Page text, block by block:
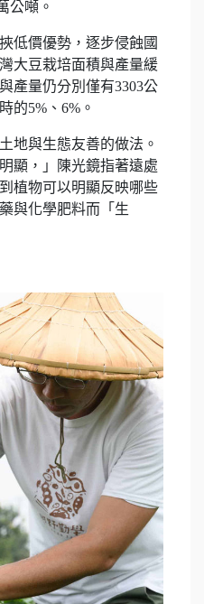
公噸。
低價優勢，逐步侵蝕國
大豆栽培面積與產量緩
產量仍分別僅有3303公
的5%、6%。
地與生態友善的做法。
顯，」陳光鏡指著遠處
植物可以明顯反映哪些
與化學肥料而「生